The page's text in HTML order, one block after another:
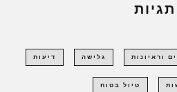
תגיות
וראיונות גלישה דיעות
טיול בטוח